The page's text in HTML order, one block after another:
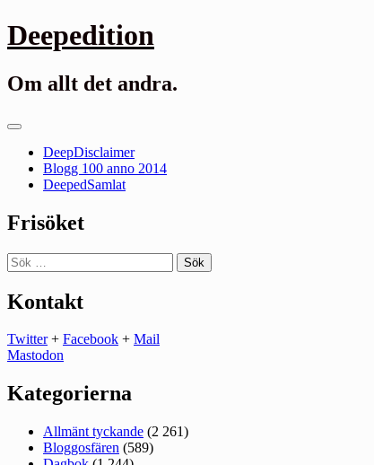
Gå
till
Deepedition
Om allt det andra.
Primär
DeepDisclaimer
Blogg 100 anno 2014
DeepedSamlat
Frisöket
Sök
efter:
Kontakt
Twitter+ Facebook + Mail
Mastodon
Kategorierna
Allmänt tyckande (2 261)
Bloggosfären (589)